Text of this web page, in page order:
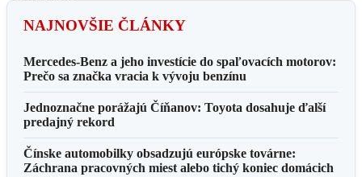
NAJNOVŠIE ČLÁNKY
Mercedes-Benz a jeho investície do spaľovacích motorov:
Prečo sa značka vracia k vývoju benzínu
Jednoznačne porážajú Číňanov: Toyota dosahuje ďalší
predajný rekord
Čínske automobilky obsadzujú európske továrne:
Záchrana pracovných miest alebo tichý koniec domácich